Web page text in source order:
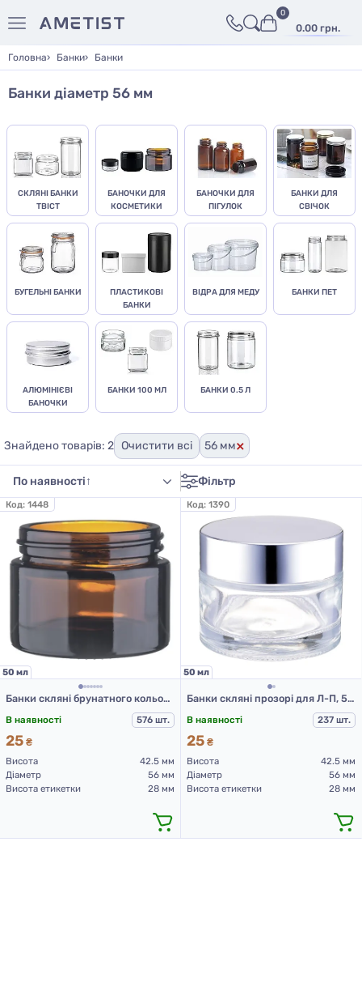
0.00 грн.
0
Головна Банки Банки
Банки діаметр 56 мм
СКЛЯНІ БАНКИ
ТВІСТ
БАНОЧКИ ДЛЯ
КОСМЕТИКИ
БАНОЧКИ ДЛЯ
ПІГУЛОК
БАНКИ ДЛЯ
СВІЧОК
БУГЕЛЬНІ БАНКИ
ПЛАСТИКОВІ
БАНКИ
ВІДРА ДЛЯ МЕДУ БАНКИ ПЕТ
АЛЮМІНІЄВІ
БАНОЧКИ
БАНКИ 100 МЛ БАНКИ 0.5 Л
Знайдено товарів: 2 Очистити всі 56 мм×
Фільтр
Код: 1448
50 мл
Банки скляні брунатного кольору для Л-П 50 мл
В наявності 576 шт.
25 ₴
Висота
42.5 мм
Діаметр
56 мм
Висота етикетки
28 мм
Код: 1390
50 мл
Банки скляні прозорі для Л-П, 50 мл
В наявності 237 шт.
25 ₴
Висота
42.5 мм
Діаметр
56 мм
Висота етикетки
28 мм